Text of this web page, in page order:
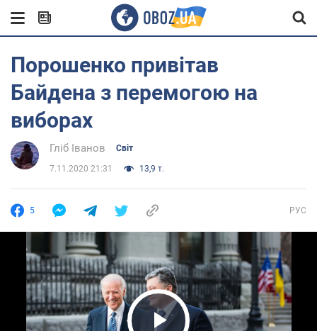
Порошенко привітав
Байдена з перемогою на
виборах
Гліб Іванов Світ
7.11.2020 21:31 13,9 т.
5 РУС